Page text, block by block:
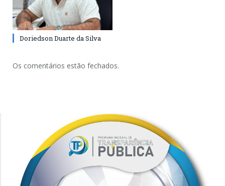
Doriedson Duarte da Silva
Os comentários estão fechados.